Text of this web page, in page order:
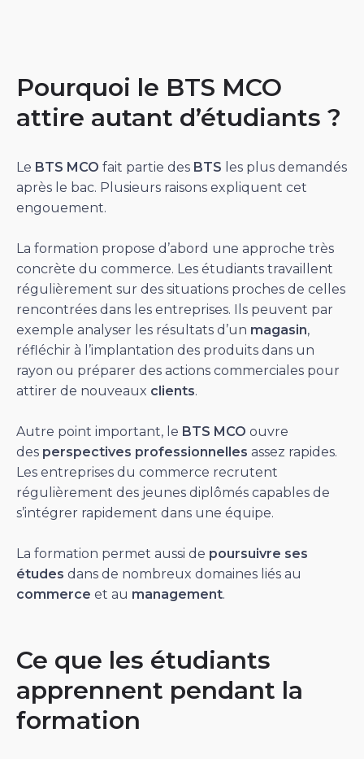
Pourquoi le BTS MCO
attire autant d’étudiants ?
Le BTS MCO fait partie des BTS les plus demandés
après le bac. Plusieurs raisons expliquent cet
engouement.
La formation propose d’abord une approche très
concrète du commerce. Les étudiants travaillent
régulièrement sur des situations proches de celles
rencontrées dans les entreprises. Ils peuvent par
exemple analyser les résultats d’un magasin,
réfléchir à l’implantation des produits dans un
rayon ou préparer des actions commerciales pour
attirer de nouveaux clients.
Autre point important, le BTS MCO ouvre
des perspectives professionnelles assez rapides.
Les entreprises du commerce recrutent
régulièrement des jeunes diplômés capables de
s’intégrer rapidement dans une équipe.
La formation permet aussi de poursuivre ses
études dans de nombreux domaines liés au
commerce et au management.
Ce que les étudiants
apprennent pendant la
formation